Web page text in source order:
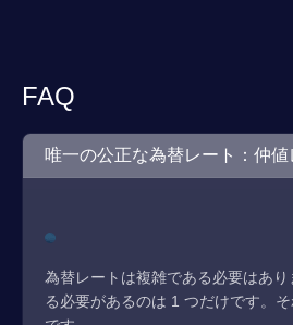
FAQ
唯一の公正な為替レート：仲値
為替レートは複雑である必要はあ
る必要があるのは 1 つだけです。